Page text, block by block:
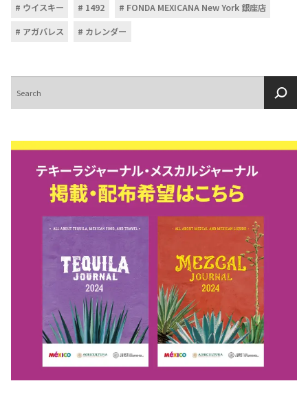
ウイスキー
1492
FONDA MEXICANA New York 銀座店
アガバレス
カレンダー
索